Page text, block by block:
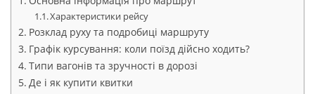
Характеристики рейсу
Розклад руху та подробиці маршруту
Графік курсування: коли поїзд дійсно ходить?
Типи вагонів та зручності в дорозі
Де і як купити квитки